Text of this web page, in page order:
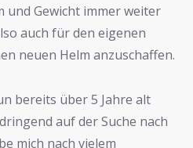
und Gewicht immer weiter
auch für den eigenen
neuen Helm anzuschaffen.
bereits über 5 Jahre alt
auf der Suche nach
mich nach vielem